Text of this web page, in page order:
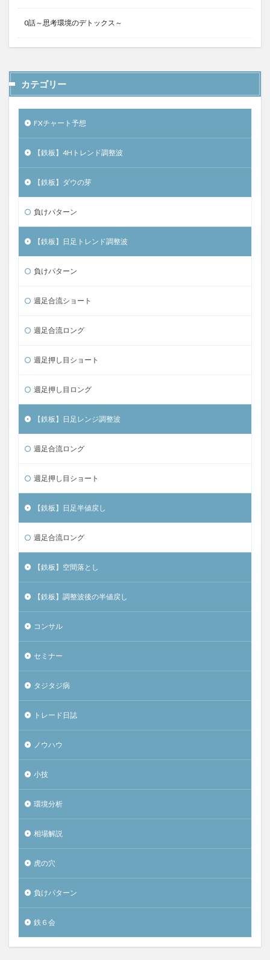
0話～思考環境のデトックス～
カテゴリー
FXチャート予想
【鉄板】4Hトレンド調整波
【鉄板】ダウの芽
負けパターン
【鉄板】日足トレンド調整波
負けパターン
週足合流ショート
週足合流ロング
週足押し目ショート
週足押し目ロング
【鉄板】日足レンジ調整波
週足合流ロング
週足押し目ショート
【鉄板】日足半値戻し
週足合流ロング
【鉄板】空間落とし
【鉄板】調整波後の半値戻し
コンサル
セミナー
タジタジ病
トレード日誌
ノウハウ
小技
環境分析
相場解説
虎の穴
負けパターン
鉄６会